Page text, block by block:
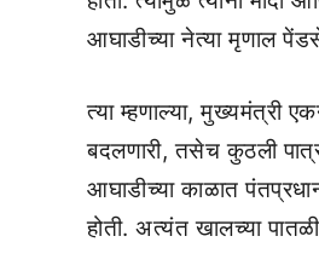
आघाडीच्या नेत्या मृणाल
त्या म्हणाल्या, मुख्यमंत्री
बदलणारी, तसेच कुठली
आघाडीच्या काळात
होती. अत्यंत खालच्या